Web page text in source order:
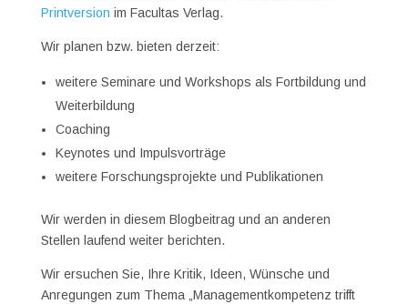
Printversion im Facultas Verlag.
Wir planen bzw. bieten derzeit:
weitere Seminare und Workshops als Fortbildung und
Weiterbildung
Coaching
Keynotes und Impulsvorträge
weitere Forschungsprojekte und Publikationen
Wir werden in diesem Blogbeitrag und an anderen
Stellen laufend weiter berichten.
Wir ersuchen Sie, Ihre Kritik, Ideen, Wünsche und
Anregungen zum Thema „Managementkompetenz trifft